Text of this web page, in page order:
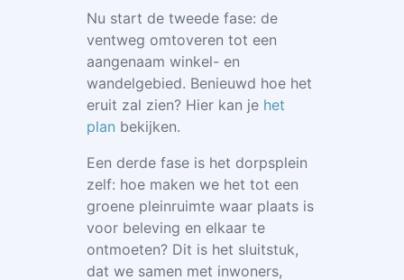
Nu start de tweede fase: de
ventweg omtoveren tot een
aangenaam winkel- en
wandelgebied. Benieuwd hoe het
eruit zal zien? Hier kan je het
plan bekijken.
Een derde fase is het dorpsplein
zelf: hoe maken we het tot een
groene pleinruimte waar plaats is
voor beleving en elkaar te
ontmoeten? Dit is het sluitstuk,
dat we samen met inwoners,